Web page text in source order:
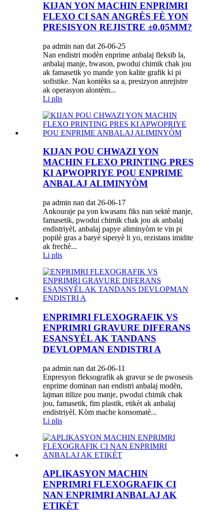
KIJAN YON MACHIN ENPRIMRI
FLEXO CI SAN ANGRÈS FÈ YON
PRESISYON REJISTRE ±0.05MM?
pa admin nan dat 26-06-25
Nan endistri modèn enprime anbalaj fleksib la,
anbalaj manje, bwason, pwodui chimik chak jou
ak famasetik yo mande yon kalite grafik ki pi
sofistike. Nan kontèks sa a, presizyon anrejistre
ak operasyon alontèm...
Li plis
KIJAN POU CHWAZI YON
MACHIN FLEXO PRINTING PRES
KI APWOPRIYE POU ENPRIME
ANBALAJ ALIMINYÒM
pa admin nan dat 26-06-17
Ankouraje pa yon kwasans fiks nan sektè manje,
famasetik, pwodui chimik chak jou ak anbalaj
endistriyèl, anbalaj papye aliminyòm te vin pi
popilè gras a baryè siperyè li yo, rezistans imidite
ak frechè...
Li plis
ENPRIMRI FLEXOGRAFIK VS
ENPRIMRI GRAVURE DIFERANS
ESANSYÈL AK TANDANS
DEVLOPMAN ENDISTRI A
pa admin nan dat 26-06-11
Enpresyon fleksografik ak gravur se de pwosesis
enprime dominan nan endistri anbalaj modèn,
lajman itilize pou manje, pwodui chimik chak
jou, famasetik, fim plastik, etikèt ak anbalaj
endistriyèl. Kòm mache konsomatè...
Li plis
APLIKASYON MACHIN
ENPRIMRI FLEXOGRAFIK CI
NAN ENPRIMRI ANBALAJ AK
ETIKÈT